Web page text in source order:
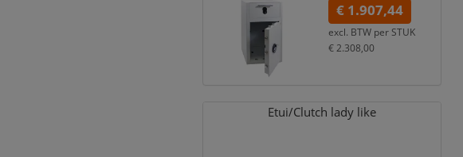
€ 1.907,44
excl. BTW per STUK
€ 2.308,00
Etui/Clutch lady like